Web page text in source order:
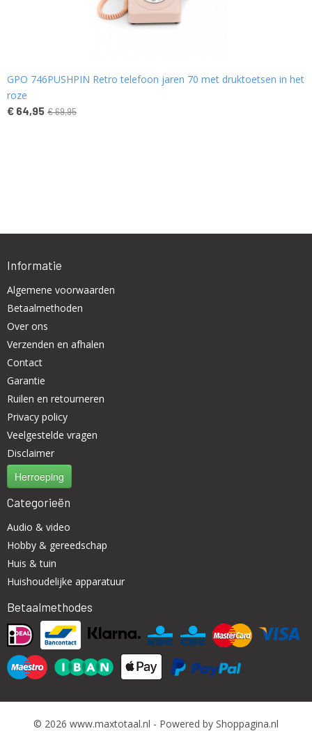
GPO 746PUSHPIN Retro telefoon jaren 70 met druktoetsen in het
roze
€ 64,95 € 69,95
Informatie
Algemene voorwaarden
Betaalmethoden
Over ons
Verzenden en afhalen
Contact
Garantie
Ruilen en retourneren
Privacy policy
Veelgestelde vragen
Disclaimer
Herroeping
Categorieën
Audio & video
Hobby & gereedschap
Huis & tuin
Huishoudelijke apparatuur
Betaalmethodes
© 2026 www.maxtotaal.nl - Powered by Shoppagina.nl